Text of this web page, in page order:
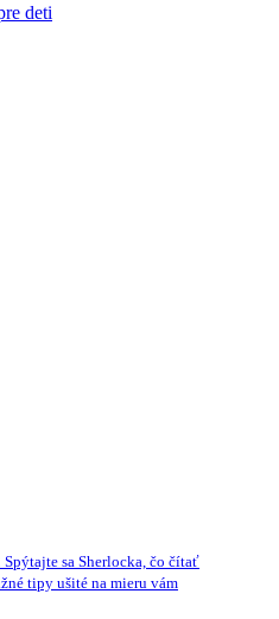
deti
Spýtajte sa Sherlocka, čo čítať
tipy ušité na mieru vám